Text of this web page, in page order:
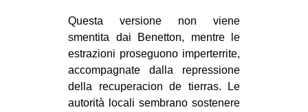
Questa versione non viene
smentita dai Benetton, mentre le
estrazioni proseguono imperterrite,
accompagnate dalla repressione
della recuperacion de tierras. Le
autorità locali sembrano sostenere